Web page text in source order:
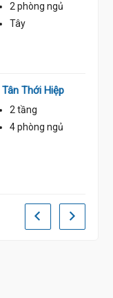
2 phòng ngủ
Tây
Tân Thới Hiệp
2 tầng
4 phòng ngủ